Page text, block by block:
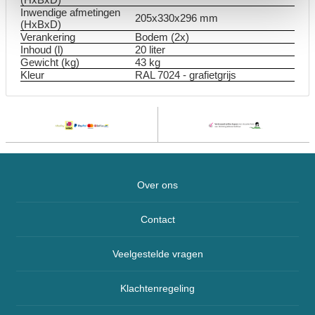
Inwendige afmetingen
(HxBxD)
205x330x296 mm
Verankering
Bodem (2x)
Inhoud (l)
20 liter
Gewicht (kg)
43 kg
Kleur
RAL 7024 - grafietgrijs
Over ons
Contact
Veelgestelde vragen
Klachtenregeling